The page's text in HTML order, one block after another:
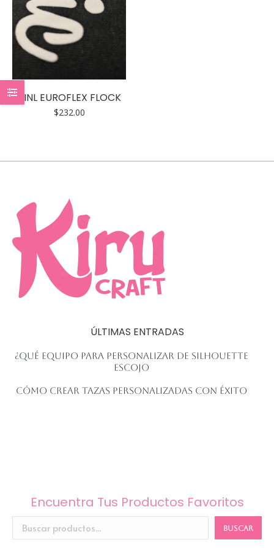
VINL EUROFLEX FLOCK
$232.00
ÚLTIMAS ENTRADAS
¿Qué equipo para personalizar de Silhouette
escojo
Cómo crear tazas personalizadas con éxito
Encuentra Tus Productos Favoritos
BUSCAR